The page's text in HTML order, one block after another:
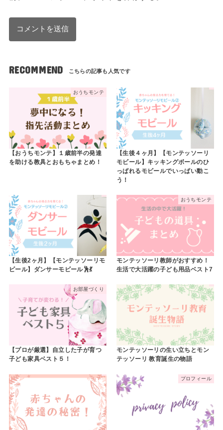
RECOMMEND
おうちモンテ
【おうちモンテ】１歳前半の発達
を助ける教具とおもちゃまとめ！
【生後４ヶ月】【モンテッソーリ
モビール】キッキングボールのひ
っぱれるモビールでいっぱい動こ
う！
【生後2ヶ月】【モンテッソーリモ
ビール】ダンサーモビール🕺💃
おうちモンテ
モンテッソーリ教師がおすすめ！
生活で大活躍の子ども用品ベスト7
お部屋づくり
【プロが厳選】自立した子が育つ
子ども家具ベスト５！
モンテッソーリの生い立ちとモン
テッソーリ 教育誕生の物語
プロフィール